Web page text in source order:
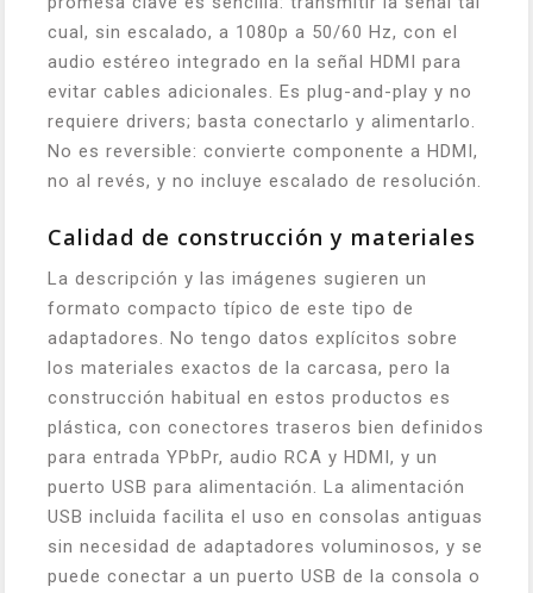
cual, sin escalado, a 1080p a 50/60 Hz, con el
audio estéreo integrado en la señal HDMI para
evitar cables adicionales. Es plug-and-play y no
requiere drivers; basta conectarlo y alimentarlo.
No es reversible: convierte componente a HDMI,
no al revés, y no incluye escalado de resolución.
Calidad de construcción y materiales
La descripción y las imágenes sugieren un
formato compacto típico de este tipo de
adaptadores. No tengo datos explícitos sobre
los materiales exactos de la carcasa, pero la
construcción habitual en estos productos es
plástica, con conectores traseros bien definidos
para entrada YPbPr, audio RCA y HDMI, y un
puerto USB para alimentación. La alimentación
USB incluida facilita el uso en consolas antiguas
sin necesidad de adaptadores voluminosos, y se
puede conectar a un puerto USB de la consola o